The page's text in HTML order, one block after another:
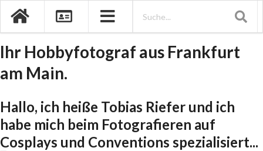
Ihr Hobbyfotograf aus Frankfurt
am Main.
Hallo, ich heiße Tobias Riefer und ich
habe mich beim Fotografieren auf
Cosplays und Conventions spezialisiert...